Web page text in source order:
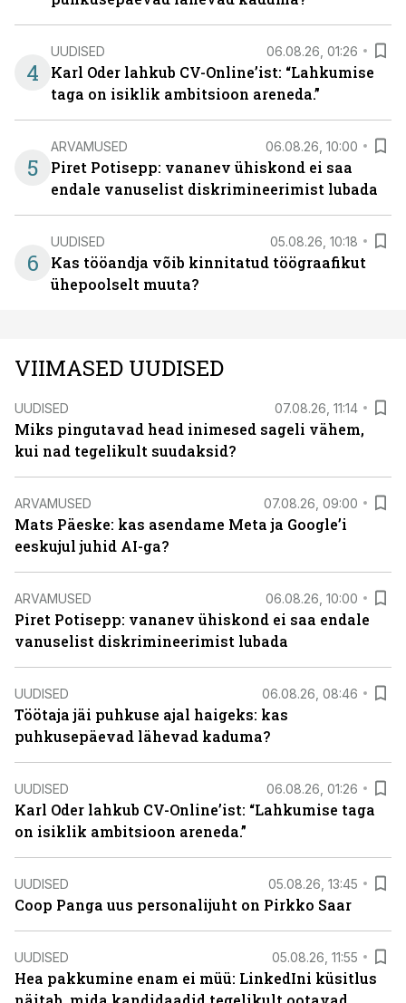
4
UUDISED 06.08.26, 01:26
Karl Oder lahkub CV-Online’ist: “Lahkumise
taga on isiklik ambitsioon areneda.”
5
ARVAMUSED 06.08.26, 10:00
Piret Potisepp: vananev ühiskond ei saa
endale vanuselist diskrimineerimist lubada
6
UUDISED 05.08.26, 10:18
Kas tööandja võib kinnitatud töögraafikut
ühepoolselt muuta?
VIIMASED UUDISED
UUDISED 07.08.26, 11:14
Miks pingutavad head inimesed sageli vähem,
kui nad tegelikult suudaksid?
ARVAMUSED 07.08.26, 09:00
Mats Päeske: kas asendame Meta ja Google’i
eeskujul juhid AI-ga?
ARVAMUSED 06.08.26, 10:00
Piret Potisepp: vananev ühiskond ei saa endale
vanuselist diskrimineerimist lubada
UUDISED 06.08.26, 08:46
Töötaja jäi puhkuse ajal haigeks: kas
puhkusepäevad lähevad kaduma?
UUDISED 06.08.26, 01:26
Karl Oder lahkub CV-Online’ist: “Lahkumise taga
on isiklik ambitsioon areneda.”
UUDISED 05.08.26, 13:45
Coop Panga uus personalijuht on Pirkko Saar
UUDISED 05.08.26, 11:55
Hea pakkumine enam ei müü: LinkedIni küsitlus